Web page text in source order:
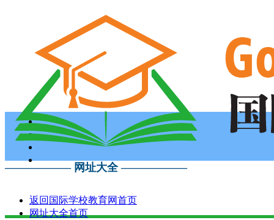
—————— 网址大全 ——————
返回国际学校教育网首页
网址大全首页